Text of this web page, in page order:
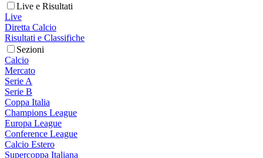
Live e Risultati
Live
Diretta Calcio
Risultati e Classifiche
Sezioni
Calcio
Mercato
Serie A
Serie B
Coppa Italia
Champions League
Europa League
Conference League
Calcio Estero
Supercoppa Italiana